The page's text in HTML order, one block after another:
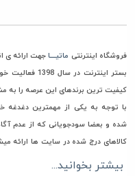
فروشگاه اینترنتی ماتیــــا جهت ارائه ی
بستر اینترنت
کیفیت ترین برندهای این عرصه را به
با توجه به یکی از مهمترین دغدغه
شده و بعضا سودجویانی که از عدم
کالاهای درج شده در سایت ها ارائه
جهت خرید و استفاده در اختیار
بیشتر بخوانید...